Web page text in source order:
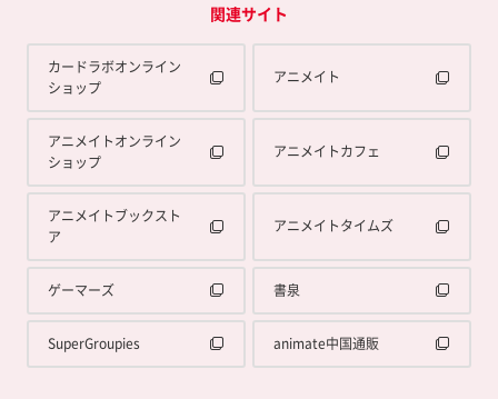
関連サイト
カードラボオンライン
ショップ
アニメイト
アニメイトオンライン
ショップ
アニメイトカフェ
アニメイトブックスト
ア
アニメイトタイムズ
ゲーマーズ 書泉
SuperGroupies animate中国通販